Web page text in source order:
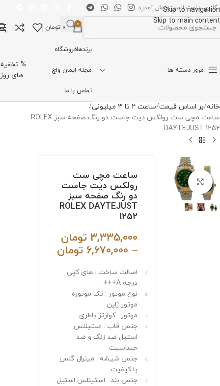
Skip to navigation
Skip to main content
گالری ساعت ایمان خوش آمدید
0
0 تومان
مرور دسته ها
برندهافروشگاه
مجله ایمان واچ
تماس با ما
%
های روز
خانه بر اساس قیمت ساعت 2 تا 3 میلیونی
ساعت مچی ست رولکس دیت جاست دو رنگ صفحه سبز ROLEX
DAYTEJUST 1252
برای بزرگنمایی کلیک کنیدساعت مچی ست
رولکس دیت جاست
دو رنگ صفحه سبز
ROLEX DAYTEJUST
1252
3,335,000 تومان
–
6,670,000 تومان
اصالت ساخت : های کپی
درجه A+++
نوع موتور : تک موتوره
موتور ژاپن
موتور : کوارتز باطری
جنس قاب : استینلس
استیل ضد زنگ و ضد
حساسیت
جنس شیشه : مینرال گلس
با کیفیت
جنس بند : استینلس استیل